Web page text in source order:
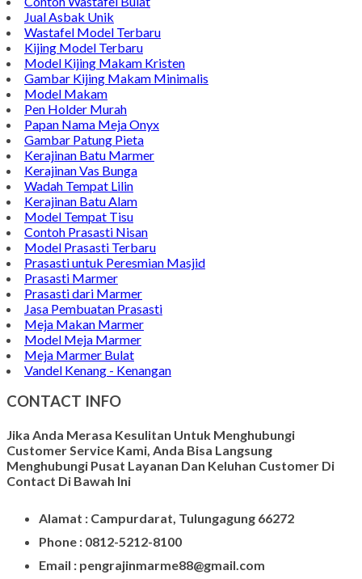
Jual Asbak Unik
Wastafel Model Terbaru
Kijing Model Terbaru
Model Kijing Makam Kristen
Gambar Kijing Makam Minimalis
Model Makam
Pen Holder Murah
Papan Nama Meja Onyx
Gambar Patung Pieta
Kerajinan Batu Marmer
Kerajinan Vas Bunga
Wadah Tempat Lilin
Kerajinan Batu Alam
Model Tempat Tisu
Contoh Prasasti Nisan
Model Prasasti Terbaru
Prasasti untuk Peresmian Masjid
Prasasti Marmer
Prasasti dari Marmer
Jasa Pembuatan Prasasti
Meja Makan Marmer
Model Meja Marmer
Meja Marmer Bulat
Vandel Kenang - Kenangan
CONTACT INFO
Jika Anda Merasa Kesulitan Untuk Menghubungi
Customer Service Kami, Anda Bisa Langsung
Menghubungi Pusat Layanan Dan Keluhan Customer Di
Contact Di Bawah Ini
Alamat : Campurdarat, Tulungagung 66272
Phone : 0812-5212-8100
Email : pengrajinmarme88@gmail.com